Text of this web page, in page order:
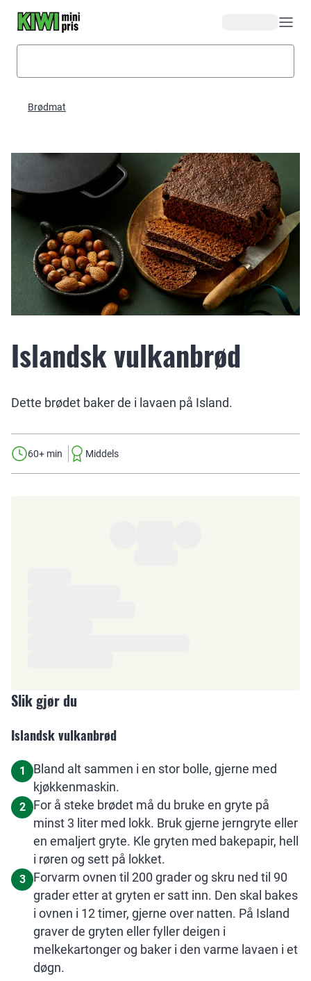
Brødmat
Islandsk vulkanbrød
Dette brødet baker de i lavaen på Island.
60+ min Middels
Slik gjør du
Islandsk vulkanbrød
1
Bland alt sammen i en stor bolle, gjerne med
kjøkkenmaskin.
2
For å steke brødet må du bruke en gryte på
minst 3 liter med lokk. Bruk gjerne jerngryte eller
en emaljert gryte. Kle gryten med bakepapir, hell
i røren og sett på lokket.
3
Forvarm ovnen til 200 grader og skru ned til 90
grader etter at gryten er satt inn. Den skal bakes
i ovnen i 12 timer, gjerne over natten. På Island
graver de gryten eller fyller deigen i
melkekartonger og baker i den varme lavaen i et
døgn.